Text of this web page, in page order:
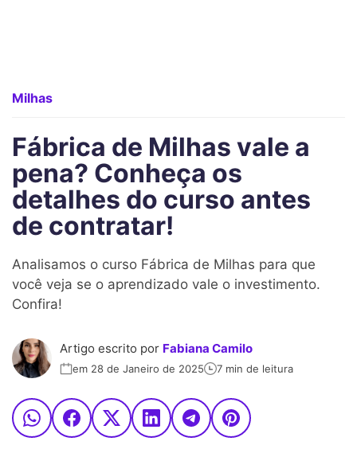
Milhas
Fábrica de Milhas vale a
pena? Conheça os
detalhes do curso antes
de contratar!
Analisamos o curso Fábrica de Milhas para que
você veja se o aprendizado vale o investimento.
Confira!
Artigo escrito por Fabiana Camilo
em 28 de Janeiro de 2025 7 min de leitura